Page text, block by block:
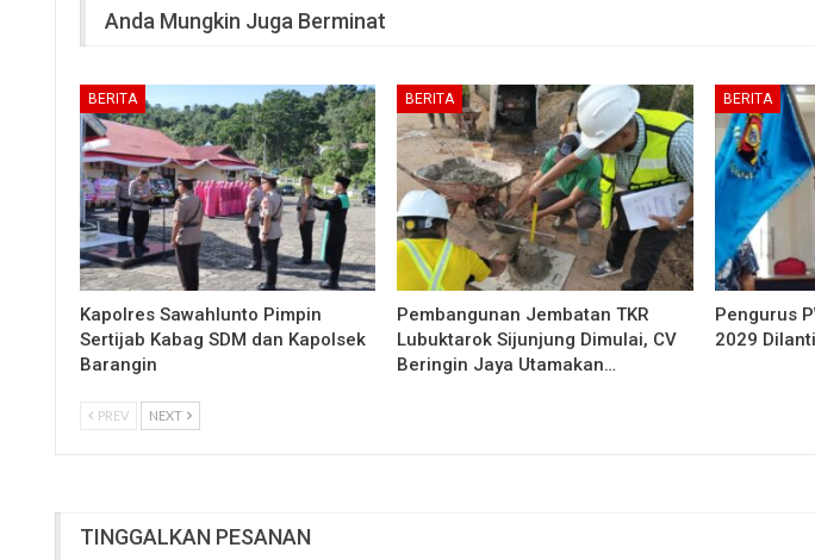
Anda Mungkin Juga Berminat
BERITA
Kapolres Sawahlunto Pimpin
Sertijab Kabag SDM dan Kapolsek
Barangin
BERITA
Pembangunan Jembatan TKR
Lubuktarok Sijunjung Dimulai, CV
Beringin Jaya Utamakan…
BERITA
Pengurus
2029
PREV NEXT
TINGGALKAN PESANAN